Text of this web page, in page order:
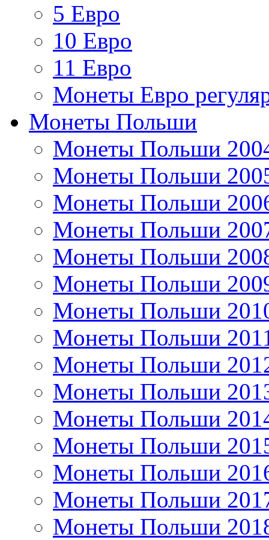
5 Евро
10 Евро
11 Евро
Монеты Евро
Монеты Польши
Монеты Польши
Монеты Польши
Монеты Польши
Монеты Польши
Монеты Польши
Монеты Польши
Монеты Польши
Монеты Польши
Монеты Польши
Монеты Польши
Монеты Польши
Монеты Польши
Монеты Польши
Монеты Польши
Монеты Польши